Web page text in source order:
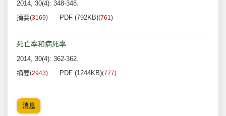
2014, 30(4): 348-348.
摘要(3169) PDF (792KB)(761)
死亡率和病死率
2014, 30(4): 362-362.
摘要(2943) PDF (1244KB)(777)
消息